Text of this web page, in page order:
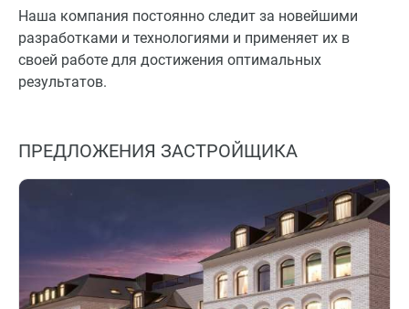
Наша компания постоянно следит за новейшими
разработками и технологиями и применяет их в
своей работе для достижения оптимальных
результатов.
ПРЕДЛОЖЕНИЯ ЗАСТРОЙЩИКА